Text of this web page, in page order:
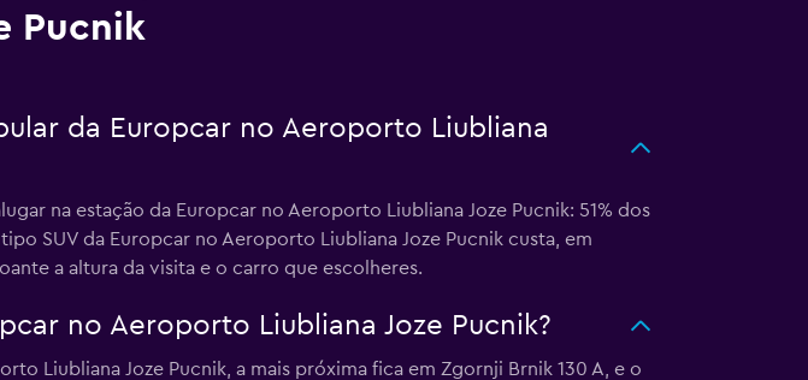
Pucnik
da Europcar no Aeroporto Liubliana
na estação da Europcar no Aeroporto Liubliana Joze Pucnik: 51% dos
SUV da Europcar no Aeroporto Liubliana Joze Pucnik custa, em
a altura da visita e o carro que escolheres.
no Aeroporto Liubliana Joze Pucnik?
Liubliana Joze Pucnik, a mais próxima fica em Zgornji Brnik 130 A, e o